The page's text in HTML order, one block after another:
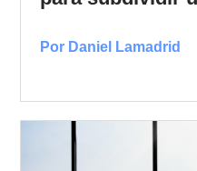
Por Daniel Lamadrid